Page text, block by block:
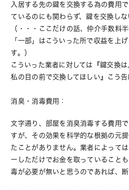
入居する先の鍵を交換する為の費用
ているのにも関わらず、鍵を交換しな
（・・・ここだけの話、仲介手数料
「一部」はこういった所で収益を上
す。）
こういった業者に対しては『鍵交換は
私の目の前で交換してほしい』こう告
消臭・消毒費用：
文字通り、部屋を消臭消毒する費用
すが、その効果を科学的な根拠の元
たことがありません。業者によって
ーしただけでお金を取っていること
毒が必要が無いと思うのであれば、断